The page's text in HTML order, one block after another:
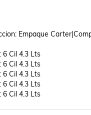
Empaque
6 Cil 4.3 Lts
6 Cil 4.3 Lts
6 Cil 4.3 Lts
6 Cil 4.3 Lts
6 Cil 4.3 Lts